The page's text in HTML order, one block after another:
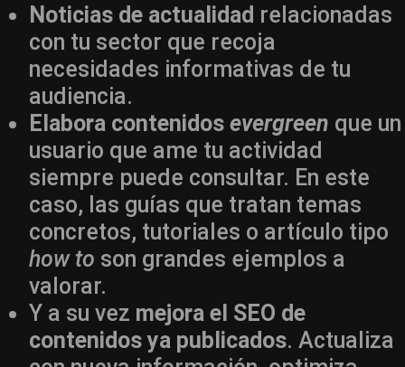
Noticias de actualidad relacionadas
con tu sector que recoja
necesidades informativas de tu
audiencia.
Elabora contenidos evergreen que un
usuario que ame tu actividad
siempre puede consultar. En este
caso, las guías que tratan temas
concretos, tutoriales o artículo tipo
how to son grandes ejemplos a
valorar.
Y a su vez mejora el SEO de
contenidos ya publicados. Actualiza